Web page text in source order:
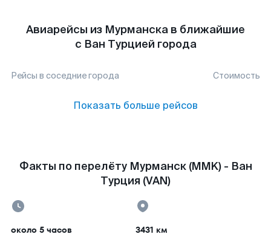
Авиарейсы из Мурманска в ближайшие
с Ван Турцией города
Рейсы в соседние города Стоимость
Показать больше рейсов
Факты по перелёту Мурманск (MMK) - Ван
Турция (VAN)
около 5 часов 3431 км